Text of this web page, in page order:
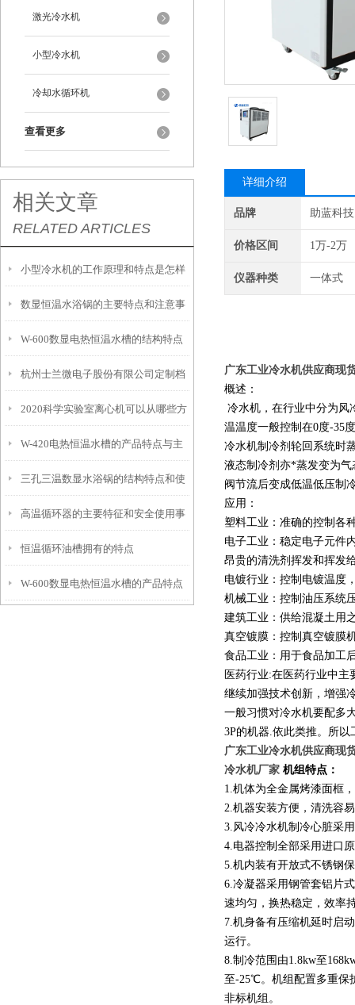
激光冷水机
小型冷水机
冷却水循环机
查看更多
相关文章
RELATED ARTICLES
小型冷水机的工作原理和特点是怎样
的？
数显恒温水浴锅的主要特点和注意事
项
W-600数显电热恒温水槽的结构特点
与注意事项
杭州士兰微电子股份有限公司定制档
案-恒温槽80L
2020科学实验室离心机可以从哪些方
面进行分类
W-420电热恒温水槽的产品特点与主
要特征概述
三孔三温数显水浴锅的结构特点和使
用步骤
高温循环器的主要特征和安全使用事
项
恒温循环油槽拥有的特点
W-600数显电热恒温水槽的产品特点
详细介绍
品牌 助蓝科技
价格区间 1万-2万
仪器种类 一体式
广东工业冷水机供应商现
概述：
冷水机，在行业中分为风
温温度一般控制在0度-35
冷水机制冷剂轮回系统时
液态制冷剂亦*蒸发变为
阀节流后变成低温低压制
应用：
塑料工业：准确的控制各
电子工业：稳定电子元件
昂贵的清洗剂挥发和挥发
电镀行业：控制电镀温度
机械工业：控制油压系统
建筑工业：供给混凝土用
真空镀膜：控制真空镀膜
食品工业：用于食品加工
医药行业:在医药行业中
继续加强技术创新，增强
一般习惯对冷水机要配多
3P的机器.依此类推。所
广东工业冷水机供应商现
冷水机厂家 机组特点：
1.机体为全金属烤漆面框
2.机器安装方便，清洗容
3.风冷冷水机制冷心脏采
4.电器控制全部采用进口
5.机内装有开放式不锈钢
6.冷凝器采用钢管套铝片
速均匀，换热稳定，效率
7.机身备有压缩机延时启
运行。
8.制冷范围由1.8kw至
至-25℃。机组配置多重保
非标机组。